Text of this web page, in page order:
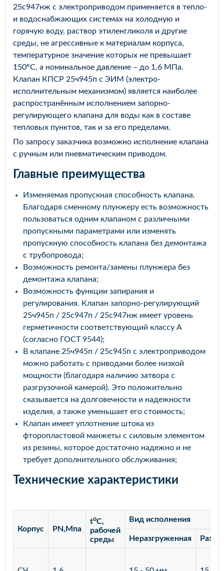
25с947нж с электроприводом применяется в тепло-
и водоснабжающих системах на холодную и
горячую воду, раствор этиленгликоля и другие
среды, не агрессивные к материалам корпуса,
температурное значение которых не превышает
150°С, а номинальное давление – до 1,6 МПа.
Клапан КПСР 25ч945п с ЭИМ (электро-
исполнительным механизмом) является наиболее
распространённым исполнением запорно-
регулирующего клапана для воды как в составе
тепловых пунктов, так и за его пределами.
По запросу заказчика возможно исполнение клапана
с ручным или пневматическим приводом.
Главные преимущества
Изменяемая пропускная способность клапана.
Благодаря сменному плунжеру есть возможность
пользоваться одним клапаном с различными
пропускными параметрами или изменять
пропускную способность клапана без демонтажа
с трубопровода;
Возможность ремонта/замены плунжера без
демонтажа клапана;
Возможность функции запирания и
регулирования. Клапан запорно-регулирующий
25ч945п / 25с947п / 25с947нж имеет уровень
герметичности соответствующий классу А
(согласно ГОСТ 9544);
В клапане 25ч945п / 25с945п с электроприводом
можно работать с приводами более низкой
мощности (благодаря наличию затвора с
разгрузочной камерой). Это положительно
сказывается на долговечности и надежности
изделия, а также уменьшает его стоимость;
Клапан имеет уплотнение штока из
фторопластовой манжеты с силовым элементом
из резины, которое достаточно надежно и не
требует дополнительного обслуживания;
Технические характеристики
Корпус PN,Мпа
toC,
рабочей
среды
Вид исполнения
Неразгруженная